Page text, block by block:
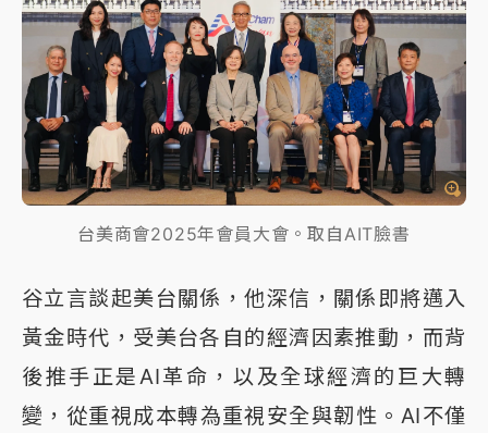
台美商會2025年會員大會。取自AIT臉書
谷立言談起美台關係，他深信，關係即將邁入
黃金時代，受美台各自的經濟因素推動，而背
後推手正是AI革命，以及全球經濟的巨大轉
變，從重視成本轉為重視安全與韌性。AI不僅